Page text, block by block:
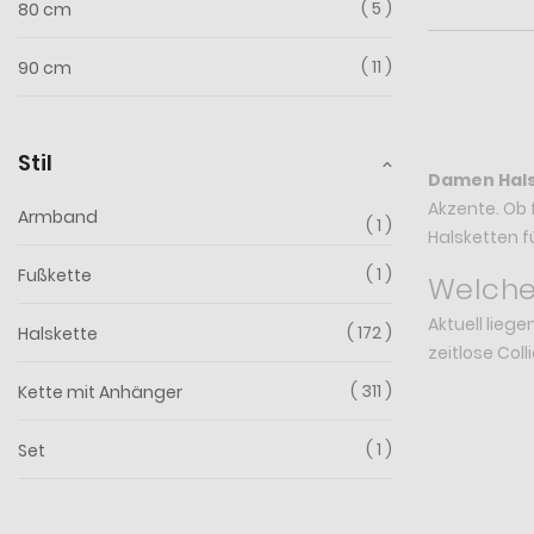
Damen
Akzente.
Halsketten
Aktuell
zeitlose
80 cm 5
90 cm 11
Stil
Armband 1
Fußkette 1
Halskette 172
Kette mit Anhänger 311
Set 1